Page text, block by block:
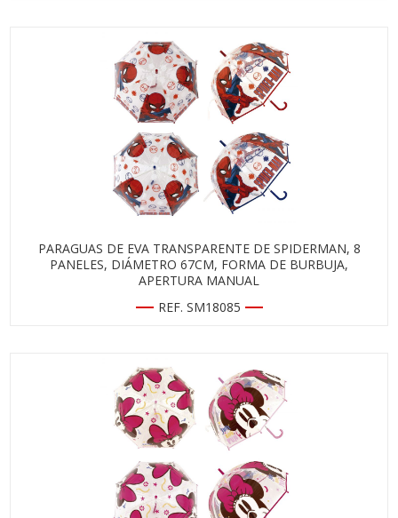
PARAGUAS DE EVA TRANSPARENTE DE SPIDERMAN, 8
PANELES, DIÁMETRO 67CM, FORMA DE BURBUJA,
APERTURA MANUAL
REF. SM18085